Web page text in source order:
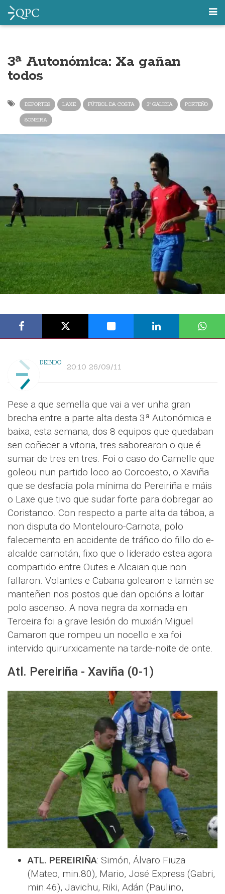
3ª Autonómica: Xa gañan
todos
DEPORTES LAXE FÚTBOL DA COSTA 3ª GALICIA PORTEÑO
SONEIRA
DEINDO 20:10 26/09/11
Pese a que semella que vai a ver unha gran
brecha entre a parte alta desta 3ª Autonómica e
baixa, esta semana, dos 8 equipos que quedaban
sen coñecer a vitoria, tres saborearon o que é
sumar de tres en tres. Foi o caso do Camelle que
goleou nun partido loco ao Corcoesto, o Xaviña
que se desfacía pola mínima do Pereiriña e máis
o Laxe que tivo que sudar forte para dobregar ao
Coristanco. Con respecto a parte alta da táboa, a
non disputa do Montelouro-Carnota, polo
falecemento en accidente de tráfico do fillo do e-
alcalde carnotán, fixo que o liderado estea agora
compartido entre Outes e Alcaian que non
fallaron. Volantes e Cabana golearon e tamén se
manteñen nos postos que dan opcións a loitar
polo ascenso. A nova negra da xornada en
Terceira foi a grave lesión do muxián Miguel
Camaron que rompeu un nocello e xa foi
intervido quirurxicamente na tarde-noite de onte.
Atl. Pereiriña - Xaviña (0-1)
ATL. PEREIRIÑA: Simón, Álvaro Fiuza
(Mateo, min.80), Mario, José Express (Gabri,
min.46), Javichu, Riki, Adán (Paulino,